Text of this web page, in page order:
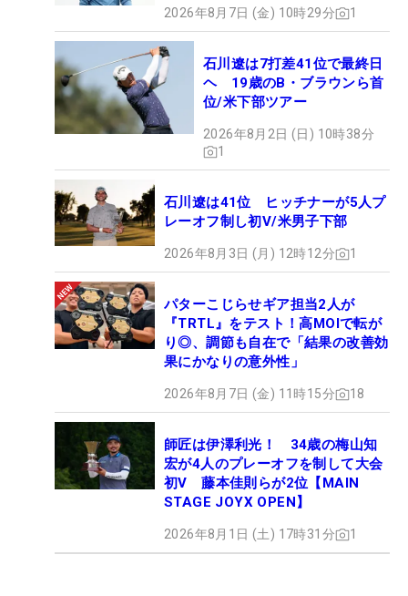
2026年8月7日 (金) 10時29分 1
石川遼は7打差41位で最終日
ヘ 19歳のB・ブラウンら首
位/米下部ツアー
2026年8月2日 (日) 10時38分
1
石川遼は41位 ヒッチナーが5人プ
レーオフ制し初V/米男子下部
2026年8月3日 (月) 12時12分 1
パターこじらせギア担当2人が
『TRTL』をテスト！高MOIで転が
り◎、調節も自在で「結果の改善効
果にかなりの意外性」
2026年8月7日 (金) 11時15分 18
師匠は伊澤利光！ 34歳の梅山知
宏が4人のプレーオフを制して大会
初V 藤本佳則らが2位【MAIN
STAGE JOYX OPEN】
2026年8月1日 (土) 17時31分 1